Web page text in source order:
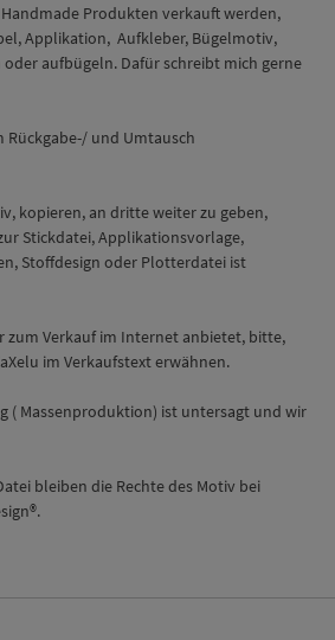
Produkten verkauft werden,
Applikation, Aufkleber, Bügelmotiv,
aufbügeln. Dafür schreibt mich gerne
Rückgabe-/ und Umtausch
kopieren, an dritte weiter zu geben,
Stickdatei, Applikationsvorlage,
Stoffdesign oder Plotterdatei ist
zum Verkauf im Internet anbietet, bitte,
im Verkaufstext erwähnen.
( Massenproduktion) ist untersagt und wir
bleiben die Rechte des Motiv bei